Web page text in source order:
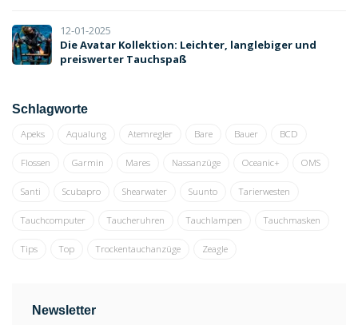
12-01-2025
Die Avatar Kollektion: Leichter, langlebiger und
preiswerter Tauchspaß
Schlagworte
Apeks Aqualung Atemregler Bare Bauer BCD
Flossen Garmin Mares Nassanzüge Oceanic+ OMS
Santi Scubapro Shearwater Suunto Tarierwesten
Tauchcomputer Taucheruhren Tauchlampen Tauchmasken
Tips Top Trockentauchanzüge Zeagle
Newsletter